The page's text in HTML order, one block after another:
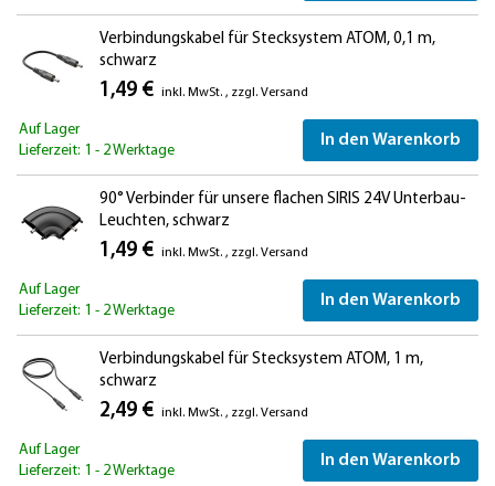
Verbindungskabel für Stecksystem ATOM, 0,1 m,
schwarz
1,49 € inkl. MwSt. , zzgl. Versand
Auf Lager
Lieferzeit: 1 - 2 Werktage
In den Warenkorb
90° Verbinder für unsere flachen SIRIS 24V Unterbau-
Leuchten, schwarz
1,49 € inkl. MwSt. , zzgl. Versand
Auf Lager
Lieferzeit: 1 - 2 Werktage
In den Warenkorb
Verbindungskabel für Stecksystem ATOM, 1 m,
schwarz
2,49 € inkl. MwSt. , zzgl. Versand
Auf Lager
Lieferzeit: 1 - 2 Werktage
In den Warenkorb